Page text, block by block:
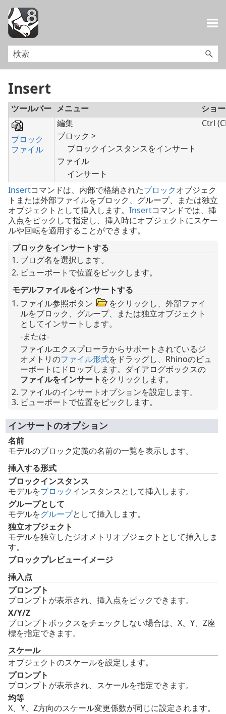
Insert
ツールバー メニュー ショ
ブロック
ファイル
編集
ブロック >
ブロックインスタンスをインサート
ファイル
インサート
Ctrl
Insertコマンドは、内部で格納されたブロックオブジェク
トまたは外部ファイルをブロック、グループ、または独立
オブジェクトとして挿入します。 Insertコマンドでは、挿
入点をピックして指定し、挿入時にオブジェクトにスケー
ルや回転を適用することができます。
ブロックをインサートする
ブログ名を選択します。
ビューポートで位置をピックします。
モデルファイルをインサートする
ファイル参照ボタン
をクリックし、外部ファイ
ルをブロック、グループ、または独立オブジェクト
としてインサートします。
-または-
ファイルエクスプローラからサポートされているジ
オメトリのファイル形式をドラッグし、Rhinoのビュ
ーポートにドロップします。ダイアログボックスの
ファイルをインサート をクリックします。
ファイルのインサートオプションを設定します。
ビューポートで位置をピックします。
インサートのオプション
名前
モデルのブロック定義の名前の一覧を表示します。
挿入する形式
ブロックインスタンス
モデルをブロックインスタンスとして挿入します。
グループとして
モデルをグループとして挿入します。
独立オブジェクト
モデルを独立したジオメトリオブジェクトとして挿入しま
す。
ブロックプレビューイメージ
挿入点
プロンプト
プロンプトが表示され、挿入点をピックできます。
X/Y/Z
プロンプトボックスをチェックしない場合は、X、Y、Z座
標を指定できます。
スケール
オブジェクトのスケールを設定します。
プロンプト
プロンプトが表示され、スケールを指定できます。
均等
X、Y、Z方向のスケール変更係数が同じに設定されます。